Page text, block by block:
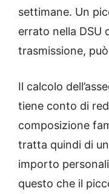
settimane. Un
errato nella DSU
trasmissione,
Il calcolo
tiene conto di
composizione
tratta quindi di
importo
questo che il